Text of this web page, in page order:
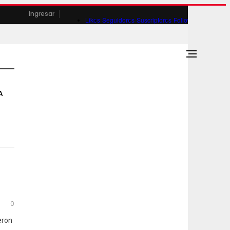
Likes Seguidores Suscriptores Followers
Ingresar
0